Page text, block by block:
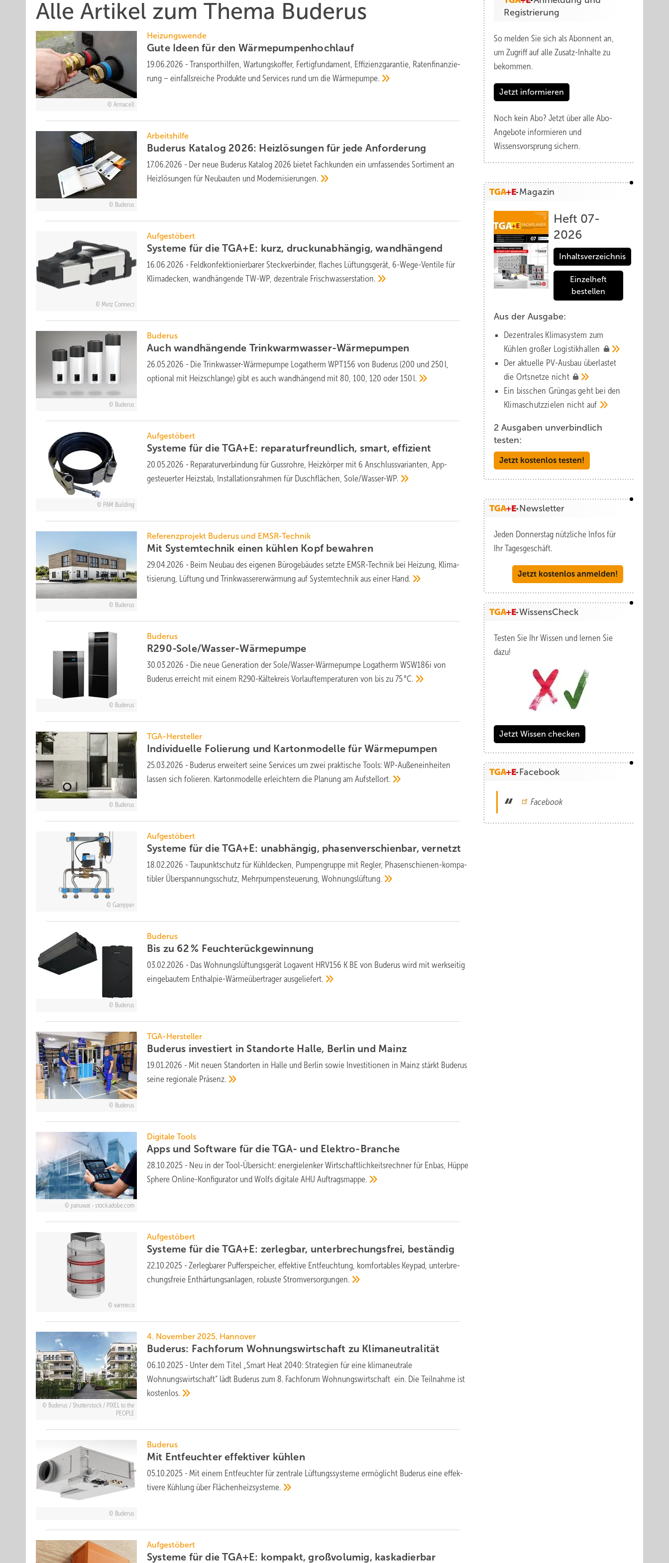
Alle Artikel zum Thema Buderus
Armacell
Heizungswende
Gute Ideen für den Wärmepumpenhochlauf
19.06.2026 - Transporthilfen, War­tungs­koffer, Fertig­fun­da­ment, Effi­zienz­ga­rantie, Raten­fi­nan­zie­
rung – ein­falls­rei­che Pro­dukte und Ser­vi­ces rund um dieWärme­pumpe.
Buderus
Arbeitshilfe
Buderus Katalog 2026: Heizlö­sun­gen für jede An­for­derung
17.06.2026 - Der neue Buderus Katalog 2026 bie­tet Fach­kun­den ein um­fas­sen­des Sorti­ment an
Heiz­lö­sun­gen für Neu­bau­ten und Moder­ni­sie­rungen.
Metz Connect
Aufgestöbert
Systeme für die TGA+E: ­kurz, druckun­ab­hän­gig,wand­hängend
16.06.2026 - Feldkonfektionierbarer Steck­ver­binder, fla­ches Lüf­tungs­gerät, 6-Wege-Ventile für
Klima­decken, wand­hän­gende TW-WP, dezen­t­rale Frisch­wasser­station.
Buderus
Buderus
Auch wandhängende Trinkwarmwasser-Wärmepumpen
26.05.2026 - Die Trinkwasser-Wärmepumpe Logatherm WPT156 von Buderus (200 und 250 l,
optional mit Heiz­schlange) gibt es auch wand­hängend mit 80, 100, 120 oder150 l.
PAM Building
Aufgestöbert
Systeme für die TGA+E: repara­tur­freund­lich, smart,effizient
20.05.2026 - Reparaturverbindung für Guss­rohre, Heiz­kör­per mit 6 Anschluss­va­rianten, App-
gesteuerter Heiz­stab, Instal­la­tions­rah­men für Dusch­flä­chen,Sole/Wasser-WP.
Buderus
Referenzprojekt Buderus und EMSR-Technik
Mit Systemtechnik einen kühlen Kopf bewahren
29.04.2026 - Beim Neubau des ei­ge­nen Büro­ge­bäu­des setzte EMSR-Technik bei Hei­zung, Klima­
tisierung, Lüftung und Trink­wasser­erwärmung auf System­technik aus einer Hand.
Buderus
Buderus
R290-Sole/Wasser-Wärmepumpe
30.03.2026 - Die neue Generation der Sole/Wasser-Wärme­pumpe Logatherm WSW186i von
Buderus erreicht mit einem R290-Kälte­kreis Vor­lauf­tem­pe­ra­turen von bis zu75 °C.
Buderus
TGA-Hersteller
Individuelle Folierung und Karton­mo­delle fürWärme­pumpen
25.03.2026 - Buderus erweitert seine Services um zwei prak­ti­sche Tools: WP-Außen­ein­heiten
lassen sich folie­ren. Karton­mo­delle erleich­tern die Pla­nung amAufstell­ort.
Gampper
Aufgestöbert
Systeme für die TGA+E: unab­hängig, pha­sen­ver­schien­bar,ver­netzt
18.02.2026 - Taupunktschutz für Kühl­decken, Pum­pen­gruppe mit Reg­ler, Pha­sen­schie­nen-­kom­pa­
tib­ler Über­span­nungs­schutz, Mehr­pum­pen­steue­rung,Woh­nungs­lüf­tung.
Buderus
Buderus
Bis zu 62 % Feuchterückgewinnung
03.02.2026 - Das Wohnungs­lüftungs­gerät Logavent HRV156 K BE von Buderus wird mit werk­seitig
einge­bautem Enthalpie-Wärme­über­trageraus­geliefert.
Buderus
TGA-Hersteller
Buderus investiert in Stand­orte Halle, Berlin und Mainz
19.01.2026 - Mit neuen Standorten in Halle und Berlin sowie Inves­ti­tio­nen in Mainz stärkt Buderus
seine regio­nale Prä­senz.
panuwat - stock.adobe.com
Digitale Tools
Apps und Soft­ware für die TGA- und Elek­tro-Branche
28.10.2025 - Neu in der Tool-Übersicht: energielenker Wirt­schaft­lich­keits­rechner für Enbas, Hüppe
Sphere Online-Konfi­gu­rator und Wolfs digi­tale AHUAuftrags­mappe.
varmeco
Aufgestöbert
Systeme für die TGA+E: zerleg­bar, unter­brechungs­frei, beständig
22.10.2025 - Zerlegbarer Pufferspeicher, effek­tive Ent­feuchtung, kom­for­tables Key­pad, unter­bre­
chungs­freie Ent­här­tungs­anlagen, robusteStrom­ver­sor­gungen.
Buderus / Shutterstock / PIXEL to the
PEOPLE
4. November 2025, Hannover
Buderus: Fach­fo­rum Woh­nungs­wirt­schaft zu Kli­ma­neu­tra­li­tät
06.10.2025 - Unter dem Titel „Smart Heat 2040: Strategien für eine klimaneutrale
Wohnungswirtschaft“ lädt Buderus zum 8. Fachforum Wohnungswirtschaft ein. Die Teilnahme ist
kostenlos.
Buderus
Buderus
Mit Entfeuchter effektiver kühlen
05.10.2025 - Mit einem Entfeuchter für zentrale Lüftungssysteme ermöglicht Buderus eine effek­
tivere Kühl­ung über Flächen­heiz­systeme.
Aufgestöbert
Systeme für die TGA+E: kompakt, groß­vo­lumig, kas­ka­dier­bar
Registrierung
So melden Sie sich als Abonnent an,
um Zugriff auf alle Zusatz-Inhalte zu
bekommen.
Jetzt informieren
Noch kein Abo? Jetzt über alle Abo-
Angebote informieren und
Wissensvorsprung sichern.
Magazin
Heft 07-
2026
Inhaltsverzeichnis
Einzelheft
bestellen
Aus der Ausgabe:
Dezentrales Klimasystem zum
Kühlen großer Logistik­hallen
Der aktuelle PV-Ausbau über­lastet
die Orts­netze nicht
Ein bisschen Grüngas geht bei den
Klima­schutz­zielen nicht auf
2 Ausgaben unverbindlich
testen:
Jetzt kostenlos testen!
Newsletter
Jeden Donnerstag nützliche Infos für
Ihr Tagesgeschäft.
Jetzt kostenlos anmelden!
WissensCheck
Testen Sie Ihr Wissen und lernen Sie
dazu!
Jetzt Wissen checken
Facebook
Facebook